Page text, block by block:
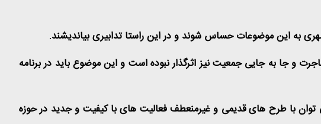
و جا به جایی جمعیت نیز اثرگذار نبوده است و این موضوع باید در برنامه
توان با طرح های قدیمی و غیرمنعطف فعالیت های با کیفیت و جدید در حوزه